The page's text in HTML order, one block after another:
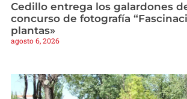
Cedillo entrega los galardones
concurso de fotografía
plantas»
agosto 6, 2026